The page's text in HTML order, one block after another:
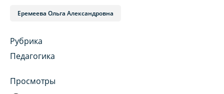
Еремеева Ольга Александровна
Рубрика
Педагогика
Просмотры